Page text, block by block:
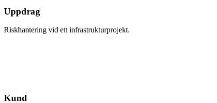
Uppdrag
Riskhantering vid ett infrastrukturprojekt.
Kund